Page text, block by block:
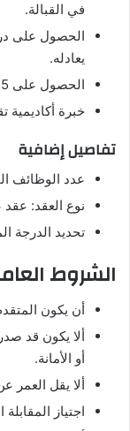
في القبالة.
يعادله.
الحصول على 6.5 في اختبار IELTS أو ما يعادله.
خبرة أكاديمية تقل عن 3 سنوات بعد
تفاصيل إضافية
عدد الوظائف
نوع العقد:
تحديد الدرجة
الشروط
أن يكون
ألا يكون قد
أو الأمانة.
ألا يقل العمر عن 18
اجتياز